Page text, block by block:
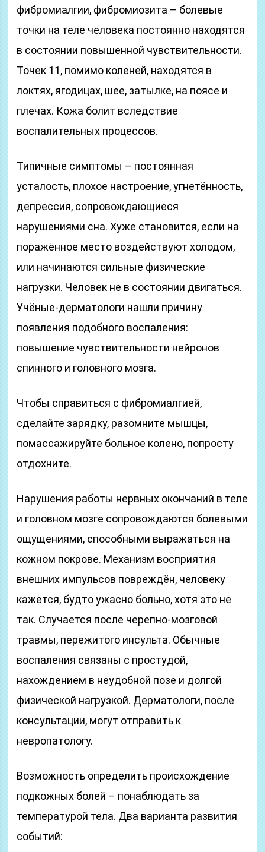
фибромиалгии, фибромиозита – болевые
точки на теле человека постоянно находятся
в состоянии повышенной чувствительности.
Точек 11, помимо коленей, находятся в
локтях, ягодицах, шее, затылке, на поясе и
плечах. Кожа болит вследствие
воспалительных процессов.
Типичные симптомы – постоянная
усталость, плохое настроение, угнетённость,
депрессия, сопровождающиеся
нарушениями сна. Хуже становится, если на
поражённое место воздействуют холодом,
или начинаются сильные физические
нагрузки. Человек не в состоянии двигаться.
Учёные-дерматологи нашли причину
появления подобного воспаления:
повышение чувствительности нейронов
спинного и головного мозга.
Чтобы справиться с фибромиалгией,
сделайте зарядку, разомните мышцы,
помассажируйте больное колено, попросту
отдохните.
Нарушения работы нервных окончаний в теле
и головном мозге сопровождаются болевыми
ощущениями, способными выражаться на
кожном покрове. Механизм восприятия
внешних импульсов повреждён, человеку
кажется, будто ужасно больно, хотя это не
так. Случается после черепно-мозговой
травмы, пережитого инсульта. Обычные
воспаления связаны с простудой,
нахождением в неудобной позе и долгой
физической нагрузкой. Дерматологи, после
консультации, могут отправить к
невропатологу.
Возможность определить происхождение
подкожных болей – понаблюдать за
температурой тела. Два варианта развития
событий: